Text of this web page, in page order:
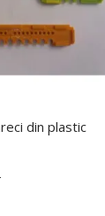
din plastic